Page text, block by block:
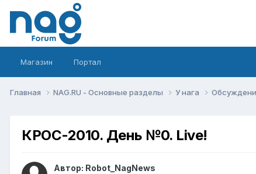
Магазин Портал
Главная NAG.RU - Основные разделы У нага
КРОС-2010. День №0. Live!
Автор: Robot_NagNews